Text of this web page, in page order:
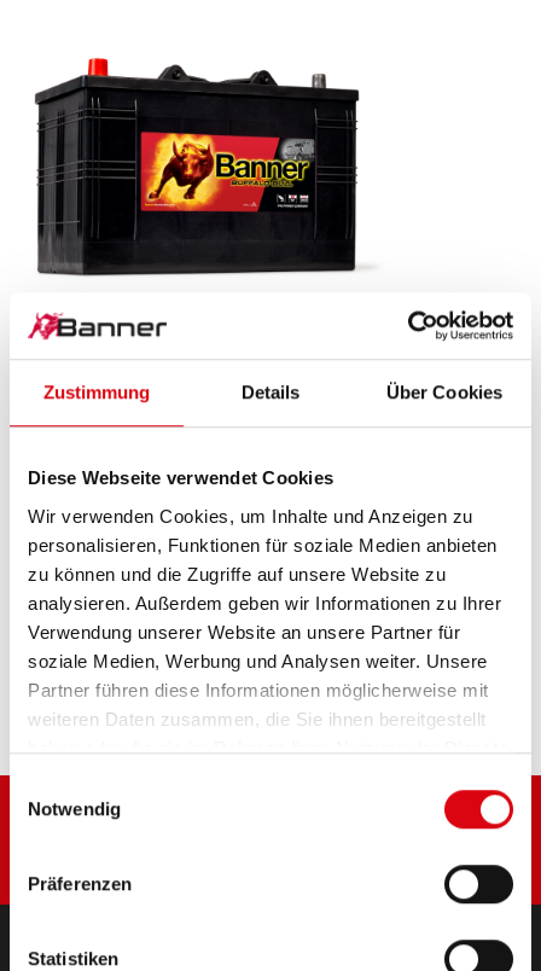
Zustimmung Details Über Cookies
Diese Webseite verwendet Cookies
Wir verwenden Cookies, um Inhalte und Anzeigen zu
personalisieren, Funktionen für soziale Medien anbieten
zu können und die Zugriffe auf unsere Website zu
analysieren. Außerdem geben wir Informationen zu Ihrer
Verwendung unserer Website an unsere Partner für
soziale Medien, Werbung und Analysen weiter. Unsere
Partner führen diese Informationen möglicherweise mit
weiteren Daten zusammen, die Sie ihnen bereitgestellt
haben oder die sie im Rahmen Ihrer Nutzung der Dienste
Notwendig
Präferenzen
Statistiken
Buffalo Bull SLI
610 48
Originalqualität zum Nachrüsten (OE).
PRODUKTDETAILS >
Diese Batterie kaufen:
HÄNDLER & EINBAUSERVICE >